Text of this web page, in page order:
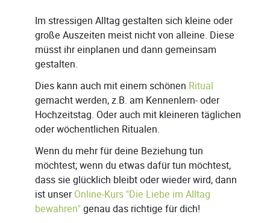
Im stressigen Alltag gestalten sich kleine oder
große Auszeiten meist nicht von alleine. Diese
müsst ihr einplanen und dann gemeinsam
gestalten.
Dies kann auch mit einem schönen Ritual
gemacht werden, z.B. am Kennenlern- oder
Hochzeitstag. Oder auch mit kleineren täglichen
oder wöchentlichen Ritualen.
Wenn du mehr für deine Beziehung tun
möchtest; wenn du etwas dafür tun möchtest,
dass sie glücklich bleibt oder wieder wird, dann
ist unserOnline-Kurs "Die Liebe im Alltag
bewahren"genau das richtige für dich!